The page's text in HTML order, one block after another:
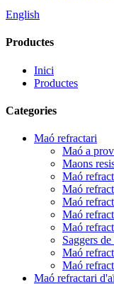
English
Productes
Inici
Productes
Categories
Maó refractari
Maó a
Maons
Maó
Maó
Maó
Maó
Maó
Saggers
Maó
Maó
Maó refractari